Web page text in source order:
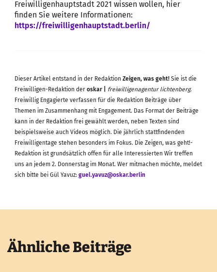
Freiwilligenhauptstadt 2021 wissen wollen, hier
finden Sie weitere Informationen:
https://freiwilligenhauptstadt.berlin/
Dieser Artikel entstand in der Redaktion Zeigen, was geht! Sie ist die
Freiwilligen-Redaktion der oskar | freiwilligenagentur lichtenberg.
Freiwillig Engagierte verfassen für die Redaktion Beiträge über
Themen im Zusammenhang mit Engagement. Das Format der Beiträge
kann in der Redaktion frei gewählt werden, neben Texten sind
beispielsweise auch Videos möglich. Die jährlich stattfindenden
Freiwilligentage stehen besonders im Fokus. Die Zeigen, was geht!-
Redaktion ist grundsätzlich offen für alle Interessierten Wir treffen
uns an jedem 2. Donnerstag im Monat. Wer mitmachen möchte, meldet
sich bitte bei Gül Yavuz: guel.yavuz@oskar.berlin
Ähnliche Beiträge